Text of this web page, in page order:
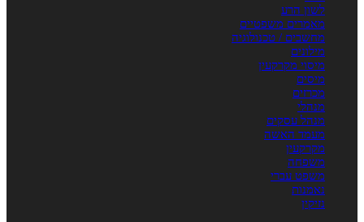
לשון הרע
מאמרים משפטיים
מחשבים / טכנולוגיה
מילונים
מיסוי מקרקעין
מיסים
מכרזים
מנהלי
מנהל עסקים
מעמד האשה
מקרקעין
משפחה
משפט עברי
נאמנות
נזיקין